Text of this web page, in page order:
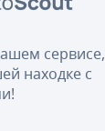
сервисе,
находке с